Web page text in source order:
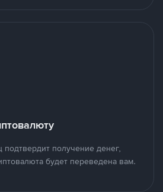
подтвердит получение денег,
будет переведена вам.